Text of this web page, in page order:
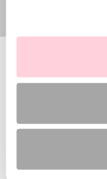
Tienda
de tu vida, y